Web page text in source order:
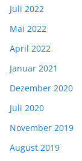
Juli 2022
Mai 2022
April 2022
Januar 2021
Dezember 2020
Juli 2020
November 2019
August 2019